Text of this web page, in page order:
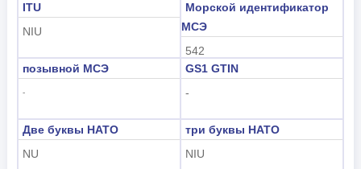
ITU
NIU
Морской идентификатор
МСЭ
542
позывной МСЭ
-
GS1 GTIN
-
Две буквы НАТО
NU
три буквы НАТО
NIU